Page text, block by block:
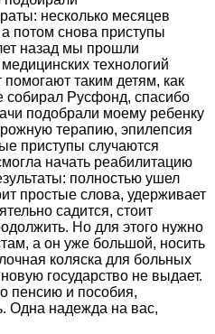
несколько месяцев
потом снова приступы
назад мы прошли
технологий
таким детям, как
собирал Русфонд, спасибо
подобрали моему ребенку
терапию, эпилепсия
приступы случаются
начать реабилитацию
полностью ушел
простые слова, удерживает
садится, стоит
Но для этого нужно
а он уже большой, носить
коляска для больных
государство не выдает.
пенсию и пособия,
Одна надежда на вас,